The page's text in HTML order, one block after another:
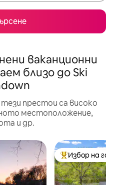
ваканционни
близо до Ski
престои са високо
местоположение,
и др.
Най-популярен
Избор на